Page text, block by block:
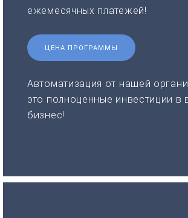
ежемесячных платежей!
ЦЕНА ПРОГРАММЫ
Автоматизация от нашей
это полноценные инвестиции в
бизнес!